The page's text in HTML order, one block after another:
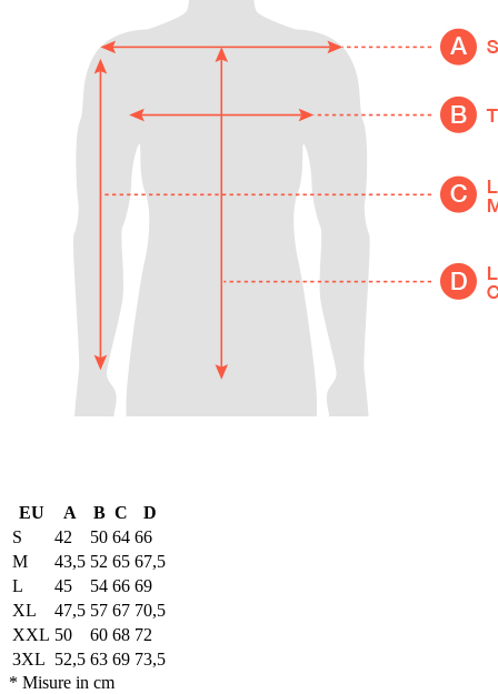
EU A B C
D
S
42 50 64 66
M
43,5 52 65 67,5
L
45 54 66 69
XL
47,5 57 67 70,5
XXL 50 60 68 72
3XL 52,5 63 69 73,5
* Misure in cm